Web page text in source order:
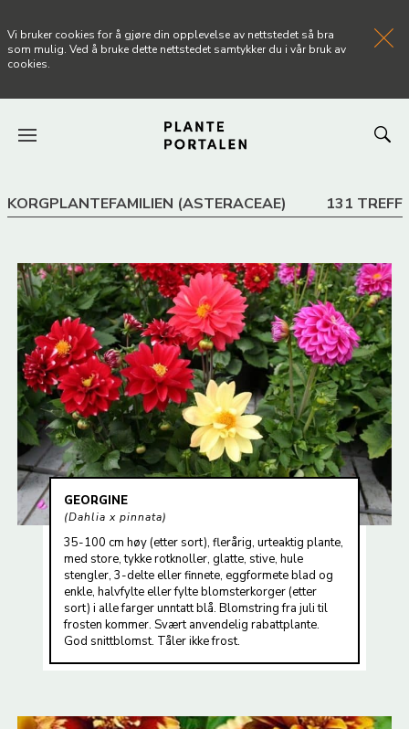
ARTIKLER
OM PLANTEPORTALEN
KONTAKT
Vi bruker cookies for å gjøre din opplevelse av nettstedet så bra
som mulig. Ved å bruke dette nettstedet samtykker du i vår bruk av
cookies.
KORGPLANTEFAMILIEN (ASTERACEAE) 131 TREFF
GEORGINE
Dahlia x pinnata
35-100 cm høy (etter sort), flerårig, urteaktig plante,
med store, tykke rotknoller, glatte, stive, hule
stengler, 3-delte eller finnete, eggformete blad og
enkle, halvfylte eller fylte blomsterkorger (etter
sort) i alle farger unntatt blå. Blomstring fra juli til
frosten kommer. Svært anvendelig rabattplante.
God snittblomst. Tåler ikke frost.